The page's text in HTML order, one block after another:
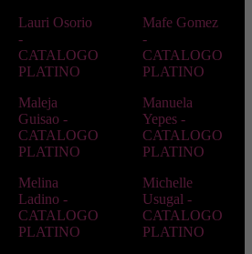
Lauri Osorio
-
CATALOGO
PLATINO
Mafe Gomez
-
CATALOGO
PLATINO
Maleja
Guisao -
CATALOGO
PLATINO
Manuela
Yepes -
CATALOGO
PLATINO
Melina
Ladino -
CATALOGO
PLATINO
Michelle
Usugal -
CATALOGO
PLATINO